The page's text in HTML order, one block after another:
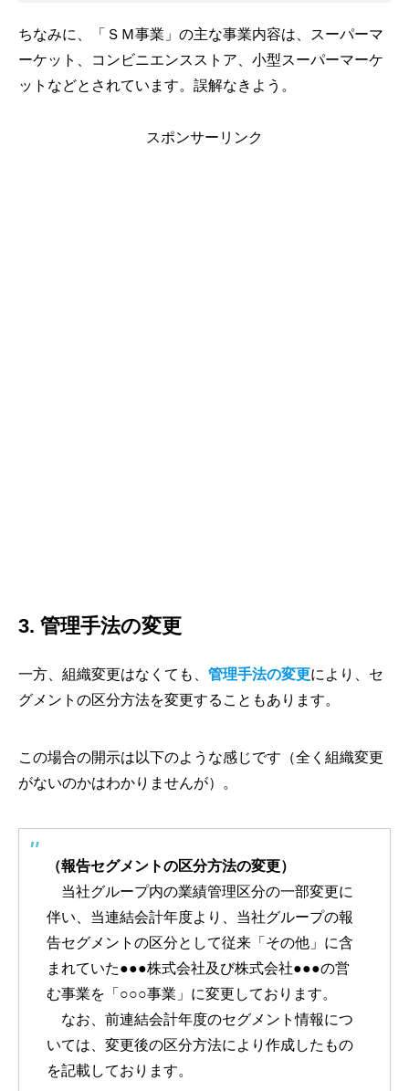
ちなみに、「ＳＭ事業」の主な事業内容は、スーパーマ
ーケット、コンビニエンスストア、小型スーパーマーケ
ットなどとされています。誤解なきよう。
スポンサーリンク
3. 管理手法の変更
一方、組織変更はなくても、 管理手法の変更により、セ
グメントの区分方法を変更することもあります。
この場合の開示は以下のような感じです（全く組織変更
がないのかはわかりませんが）。
（報告セグメントの区分方法の変更）
当社グループ内の業績管理区分の一部変更に
伴い、当連結会計年度より、当社グループの報
告セグメントの区分として従来「その他」に含
まれていた●●●株式会社及び株式会社●●●の営
む事業を「○○○事業」に変更しております。
なお、前連結会計年度のセグメント情報につ
いては、変更後の区分方法により作成したもの
を記載しております。